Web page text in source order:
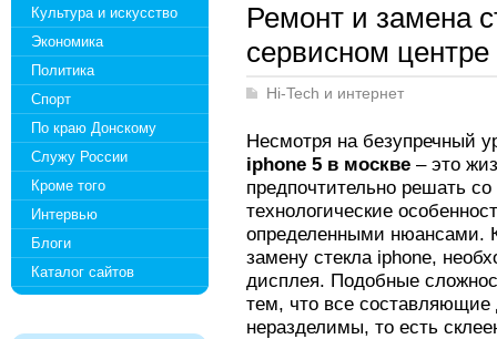
Культура и искусство
Экономика
Политика
Спорт
По краю Донскому
Служу России
Кроме того
Интервью
Блоги
Каталог сайтов
Ремонт и замена
сервисном центре
Hi-Tech и интернет
Несмотря на безупречный
iphone 5 в москве – это
предпочтительно решать
технологические
определенными нюансами.
замену стекла iphone,
дисплея. Подобные
тем, что все составляющие
неразделимы, то есть